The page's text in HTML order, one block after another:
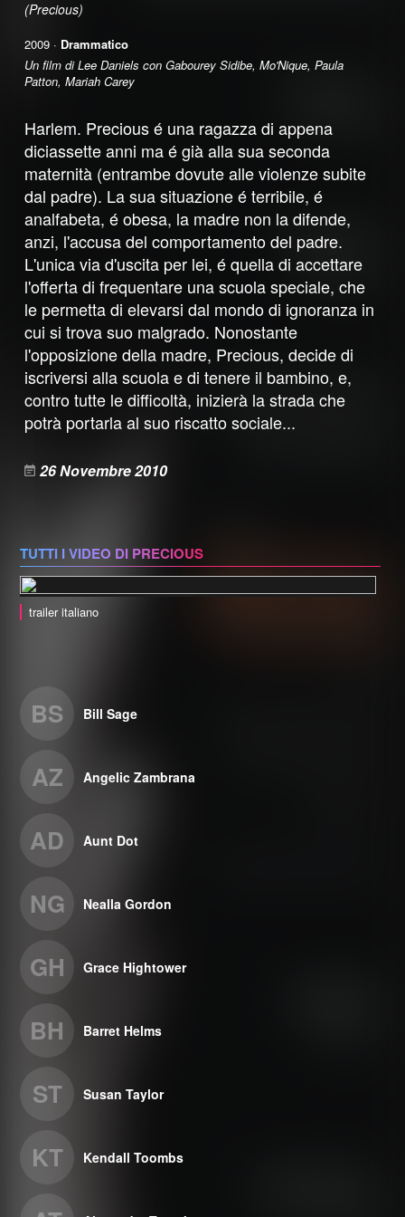
(Precious)
2009 · Drammatico
Un film di Lee Daniels con Gabourey Sidibe, Mo'Nique, Paula
Patton, Mariah Carey
Harlem. Precious é una ragazza di appena
diciassette anni ma é già alla sua seconda
maternità (entrambe dovute alle violenze subite
dal padre). La sua situazione é terribile, é
analfabeta, é obesa, la madre non la difende,
anzi, l'accusa del comportamento del padre.
L'unica via d'uscita per lei, é quella di accettare
l'offerta di frequentare una scuola speciale, che
le permetta di elevarsi dal mondo di ignoranza in
cui si trova suo malgrado. Nonostante
l'opposizione della madre, Precious, decide di
iscriversi alla scuola e di tenere il bambino, e,
contro tutte le difficoltà, inizierà la strada che
potrà portarla al suo riscatto sociale...
26 Novembre 2010
TUTTI I VIDEO DI PRECIOUS
trailer italiano
BS Bill Sage
AZ Angelic Zambrana
AD Aunt Dot
NG Nealla Gordon
GH Grace Hightower
BH Barret Helms
ST Susan Taylor
KT Kendall Toombs